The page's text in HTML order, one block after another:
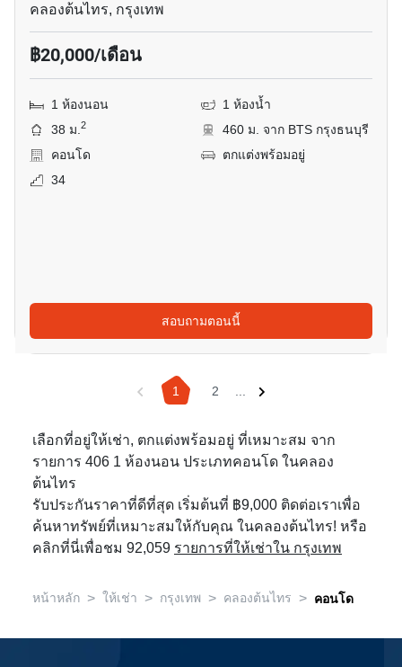
คลองต้นไทร, กรุงเทพ
฿20,000/เดือน
1 ห้องนอน
1 ห้องน้ำ
38 ม.2
460 ม. จาก BTS กรุงธนบุรี
คอนโด
ตกแต่งพร้อมอยู่
34
สอบถามตอนนี้
1 2 ...
เลือกที่อยู่ให้เช่า, ตกแต่งพร้อมอยู่ ที่เหมาะสม จาก
รายการ 406 1 ห้องนอน ประเภทคอนโด ในคลอง
ต้นไทร
รับประกันราคาที่ดีที่สุด เริ่มต้นที่ ฿9,000 ติดต่อเราเพื่อ
ค้นหาทรัพย์ที่เหมาะสมให้กับคุณ ในคลองต้นไทร! หรือ
คลิกที่นี่เพื่อชม 92,059 รายการที่ให้เช่าใน กรุงเทพ
หน้าหลัก > ให้เช่า > กรุงเทพ > คลองต้นไทร > คอนโด